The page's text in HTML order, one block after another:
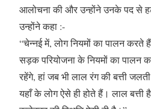
आलोचना की और उन्होंने उनके पद से
उन्होंने कहा :-
“चेन्नई में, लोग नियमों का पालन
सड़क परियोजना के नियमों का पालन
रहेंगे, हां जब भी लाल रंग की बत्ती
यहाँ के लोग ऐसे ही होते हैं। लाल बत्ती